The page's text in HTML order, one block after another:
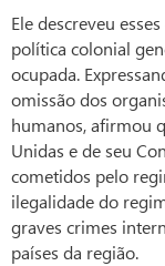
Ele descreveu
política colonial
ocupada.
omissão dos
humanos, afirmou
Unidas e de seu
cometidos pelo
ilegalidade do
graves crimes
países da região.